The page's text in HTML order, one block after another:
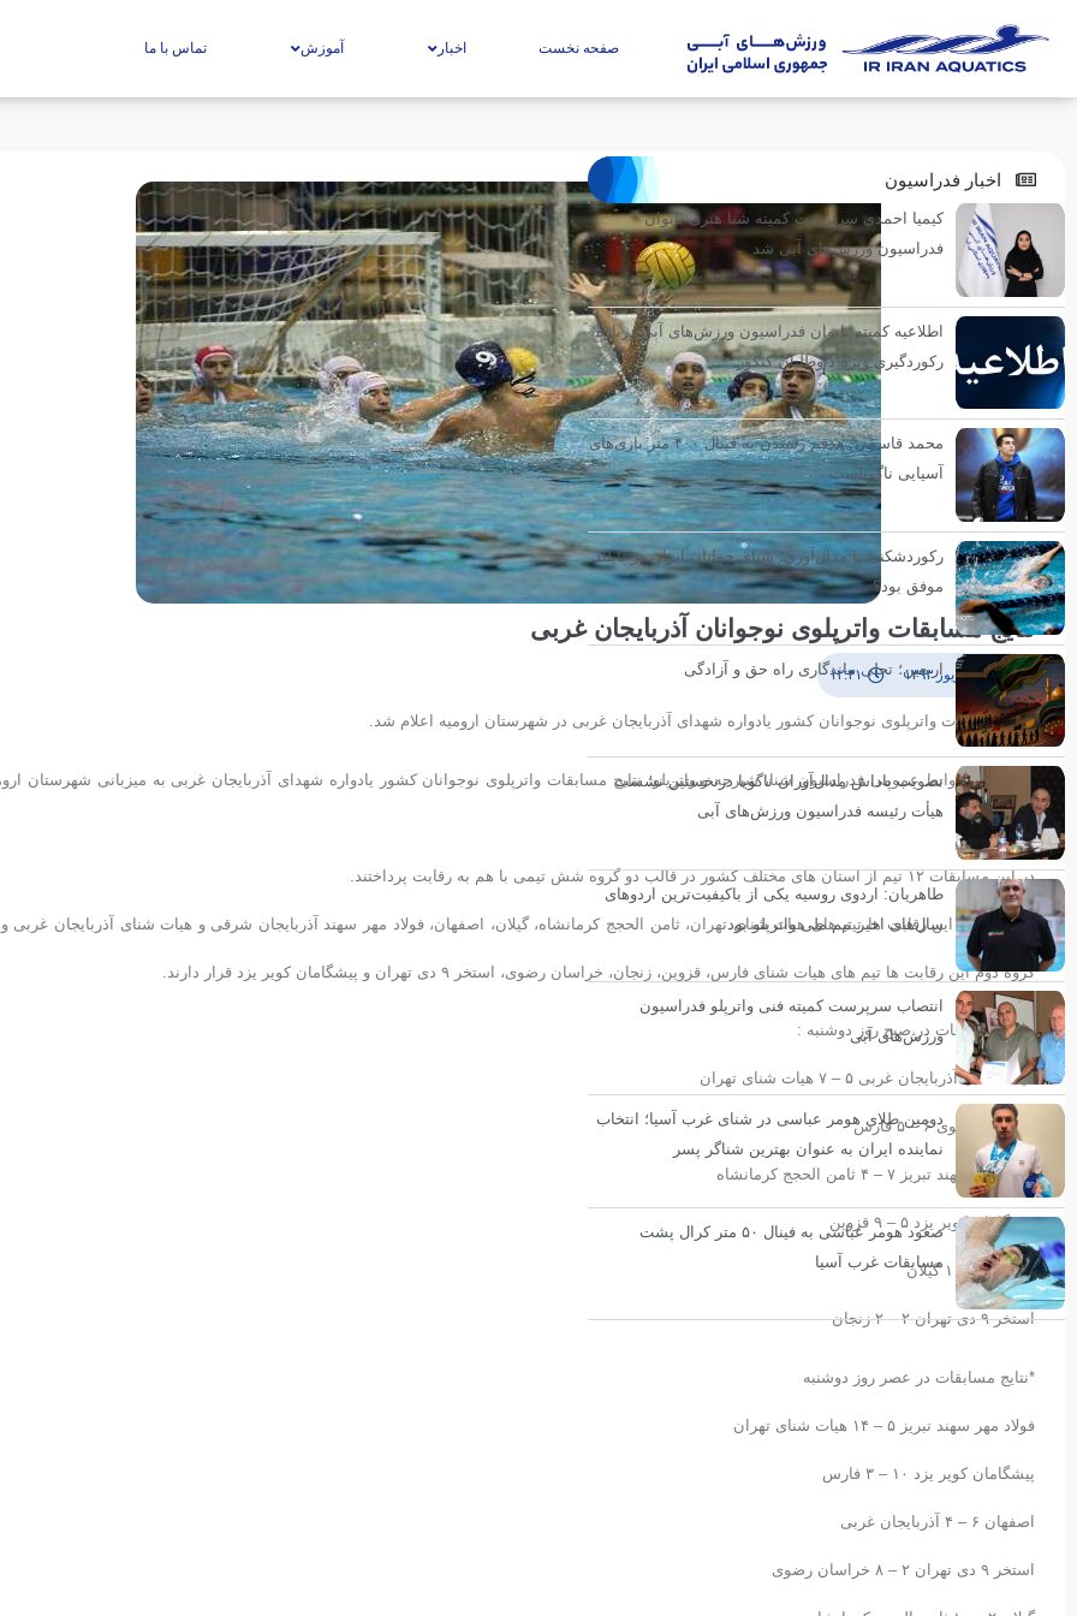
صفحه نخست اخبار آموزش تماس با ما
نتایج مسابقات واترپلوی نوجوانان آذربایجان غربی
۱۸ شهریور ۱۳۹۳ ۱۲:۳۱
نتایج مسابقات واترپلوی نوجوانان کشور یادواره شهدای آذربایجان غربی در شهرستان ارومیه اعلام شد.
به گزارش روابط عمومی فدراسیون شنا، شیرجه و واترپلو؛ نتایج مسابقات واترپلوی نوجوانان کشور یادواره شهدای آذربایجان غربی به میزبانی شهرستان
اعلام شد.
در این مسابقات ۱۲ تیم از استان های مختلف کشور در قالب دو گروه شش تیمی با هم به رقابت پرداختند.
در گروه یک این رقابت ها تیم های هیات شنای تهران، ثامن الحجج کرمانشاه، گیلان، اصفهان، فولاد مهر سهند آذربایجان شرقی و هیات شنای آذربایجان غربی و
گروه دوم این رقابت ها تیم های هیات شنای فارس، قزوین، زنجان، خراسان رضوی، استخر ۹ دی تهران و پیشگامان کویر یزد قرار دارند.
*نتایج مسابقات در صبح روز دوشنبه :
هیات شنای آذربایجان غربی ۵ – ۷ هیات شنای تهران
خراسان رضوی ۶ – ۵ فارس
فولاد مهر سهند تبریز ۷ – ۴ ثامن الحجج کرمانشاه
پیشگامان کویر یزد ۵ – ۹ قزوین
اصفهان ۹ – ۱ گیلان
استخر ۹ دی تهران ۲ – ۲ زنجان
*نتایج مسابقات در عصر روز دوشنبه
فولاد مهر سهند تبریز ۵ – ۱۴ هیات شنای تهران
پیشگامان کویر یزد ۱۰ – ۳ فارس
اصفهان ۶ – ۴ آذربایجان غربی
استخر ۹ دی تهران ۲ – ۸ خراسان رضوی
اخبار فدراسیون
کیمیا احمدی سرپرست کمیته شنا هنری بانوان
فدراسیون ورزش‌های آبی شد
اطلاعیه کمیته بانوان فدراسیون ورزش‌های آبی درباره
رکوردگیری ویژه داوطلبان کنکور
محمد قاسمی: هدفم رسیدن به فینال ۴۰۰ متر بازی‌های
آسیایی ناگویاست
رکوردشکنی یا مدال‌آوری؛ شنای جوانان ایران در تایلند
موفق بود؟
اربعین؛ تجلی ماندگاری راه حق و آزادگی
تصویب پاداش مدال‌آوران ناگویا درنخستین نشست
هیأت رئیسه فدراسیون ورزش‌های آبی
طاهریان: اردوی روسیه یکی از باکیفیت‌ترین اردوهای
سال‌های اخیر تیم ملی واترپلو بود
انتصاب سرپرست کمیته فنی واترپلو فدراسیون
ورزش‌های آبی
دومین طلای هومر عباسی در شنای غرب آسیا؛ انتخاب
نماینده ایران به عنوان بهترین شناگر پسر
صعود هومر عباسی به فینال ۵۰ متر کرال پشت
مسابقات غرب آسیا